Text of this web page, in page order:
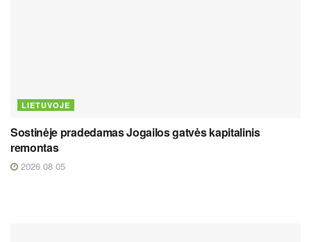
LIETUVOJE
Sostinėje pradedamas Jogailos gatvės kapitalinis
remontas
2026 08 05